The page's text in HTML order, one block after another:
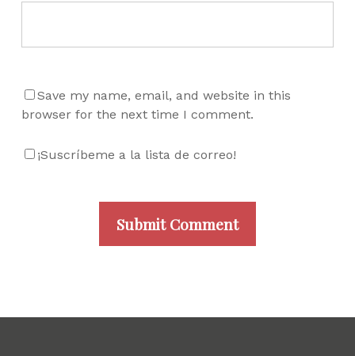
Save my name, email, and website in this
browser for the next time I comment.
¡Suscríbeme a la lista de correo!